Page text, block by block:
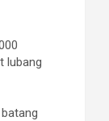
lubang